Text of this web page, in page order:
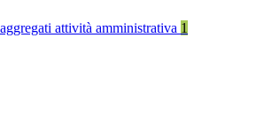
attività amministrativa 1